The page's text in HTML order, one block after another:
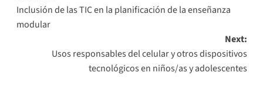
Inclusión de las TIC en la planificación de la enseñanza
modular
Next:
Usos responsables del celular y otros dispositivos
tecnológicos en niños/as y adolescentes